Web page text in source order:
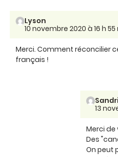
Lyson
10 novembre 2020 à 16 h
Merci. Comment réconcilier
français !
13
Merci de
Des
On peut